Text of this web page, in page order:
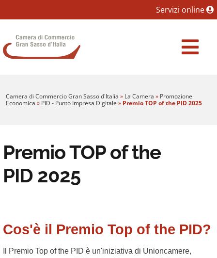
Vai al Contenuto principale della pagina
Servizi online
Camera di Commercio Gran Sasso d'Italia
Camera di Commercio Gran Sasso d'Italia » La Camera » Promozione
Economica » PID - Punto Impresa Digitale » Premio TOP of the PID 2025
Premio TOP of the
PID 2025
Cos'è il Premio Top of the PID?
Il Premio Top of the PID è un'iniziativa di Unioncamere,